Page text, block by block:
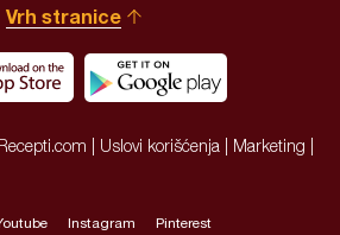
Vrh stranice
| Uslovi korišćenja Marketing
Instagram Pinterest